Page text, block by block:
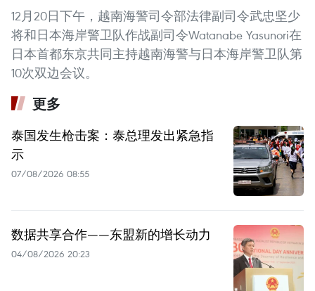
12月20日下午，越南海警司令部法律副司令武忠坚少
将和日本海岸警卫队作战副司令Watanabe Yasunori在
日本首都东京共同主持越南海警与日本海岸警卫队第
10次双边会议。
更多
泰国发生枪击案：泰总理发出紧急指
示
07/08/2026 08:55
数据共享合作——东盟新的增长动力
04/08/2026 20:23